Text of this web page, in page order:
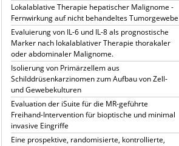
Lokalablative Therapie hepatischer Malignome -
Fernwirkung auf nicht behandeltes Tumorgewebe
Evaluierung von IL-6 und IL-8 als prognostische
Marker nach lokalablativer Therapie thorakaler
oder abdominaler Malignome.
Isolierung von Primärzellem aus
Schilddrüsenkarzinomen zum Aufbau von Zell-
und Gewebekulturen
Evaluation der iSuite für die MR-geführte
Freihand-Intervention für bioptische und minimal
invasive Eingriffe
Eine prospektive, randomisierte, kontrollierte,